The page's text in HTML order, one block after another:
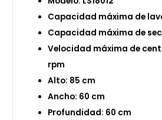
Capacidad máxima de
Capacidad máxima de
Velocidad máxima de
rpm
Alto: 85 cm
Ancho: 60 cm
Profundidad: 60 cm